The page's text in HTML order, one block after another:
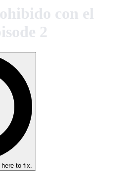
con el
2
to fix.